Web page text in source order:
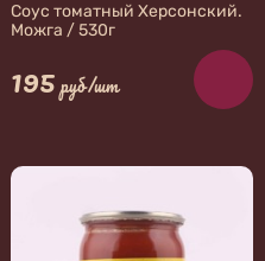
Соус томатный Херсонский.
Можга / 530г
195 руб/шт